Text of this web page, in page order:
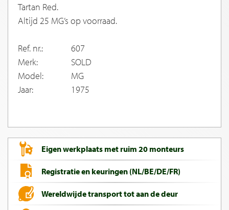
Tartan Red.
Altijd 25 MG’s op voorraad.
Ref. nr.:
607
Merk:
SOLD
Model:
MG
Jaar:
1975
Eigen werkplaats met ruim 20 monteurs
Registratie en keuringen (NL/BE/DE/FR)
Wereldwijde transport tot aan de deur